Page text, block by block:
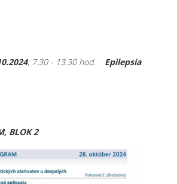
, 7.30 - 13.30 hod. Epilepsia
BLOK 2